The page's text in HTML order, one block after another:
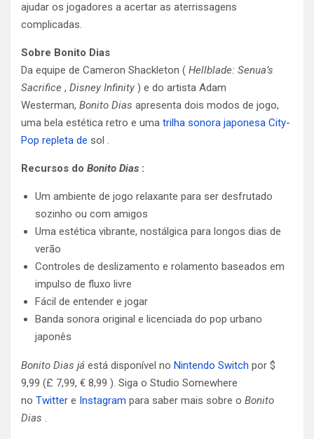
ajudar os jogadores a acertar as aterrissagens
complicadas.
Sobre Bonito Dias
Da equipe de Cameron Shackleton ( Hellblade: Senua’s
Sacrifice , Disney Infinity ) e do artista Adam
Westerman, Bonito Dias apresenta dois modos de jogo,
uma bela estética retro e uma trilha sonora japonesa City-
Pop repleta de sol .
Recursos do Bonito Dias :
Um ambiente de jogo relaxante para ser desfrutado
sozinho ou com amigos
Uma estética vibrante, nostálgica para longos dias de
verão
Controles de deslizamento e rolamento baseados em
impulso de fluxo livre
Fácil de entender e jogar
Banda sonora original e licenciada do pop urbano
japonês
Bonito Dias já está disponível no Nintendo Switch por $
9,99 (£ 7,99, € 8,99 ). Siga o Studio Somewhere
no Twitter e Instagram para saber mais sobre o Bonito
Dias .